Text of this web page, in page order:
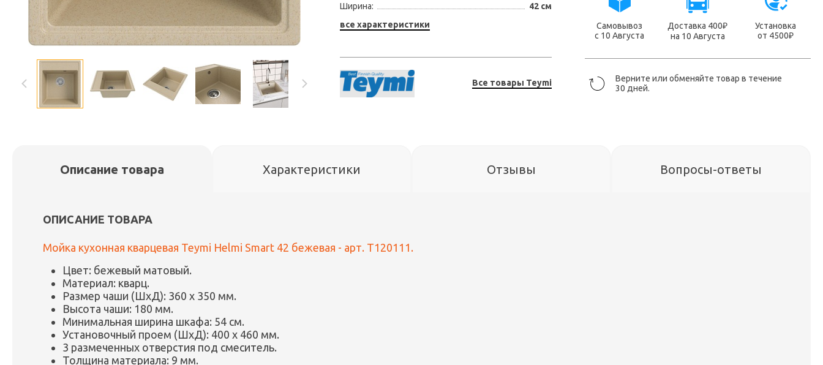
Ширина:
42 см
все характеристики
Все товары Teymi
Самовывоз
с 10 Августа
Доставка 400₽
на 10 Августа
Установка
от 4500₽
Верните или обменяйте товар в течение
30 дней.
Описание товара Характеристики Отзывы Вопросы-ответы
ОПИСАНИЕ ТОВАРА
Мойка кухонная кварцевая Teymi Helmi Smart 42 бежевая - арт. T120111.
Цвет: бежевый матовый.
Материал: кварц.
Размер чаши (ШxД): 360 x 350 мм.
Высота чаши: 180 мм.
Минимальная ширина шкафа: 54 см.
Установочный проем (ШxД): 400 x 460 мм.
3 размеченных отверстия под смеситель.
Толщина материала: 9 мм.